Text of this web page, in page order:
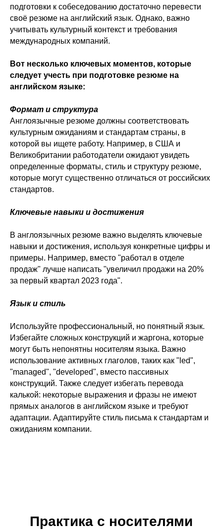
подготовки к собеседованию достаточно перевести
своё резюме на английский язык. Однако, важно
учитывать культурный контекст и требования
международных компаний.
Вот несколько ключевых моментов, которые
следует учесть при подготовке резюме на
английском языке:
Формат и структура
Англоязычные резюме должны соответствовать
культурным ожиданиям и стандартам страны, в
которой вы ищете работу. Например, в США и
Великобритании работодатели ожидают увидеть
определенные форматы, стиль и структуру резюме,
которые могут существенно отличаться от российских
стандартов.
Ключевые навыки и достижения
В англоязычных резюме важно выделять ключевые
навыки и достижения, используя конкретные цифры и
примеры. Например, вместо "работал в отделе
продаж" лучше написать "увеличил продажи на 20%
за первый квартал 2023 года".
Язык и стиль
Используйте профессиональный, но понятный язык.
Избегайте сложных конструкций и жаргона, которые
могут быть непонятны носителям языка. Важно
использование активных глаголов, таких как "led",
"managed", "developed", вместо пассивных
конструкций. Также следует избегать перевода
калькой: некоторые выражения и фразы не имеют
прямых аналогов в английском языке и требуют
адаптации. Адаптируйте стиль письма к стандартам и
ожиданиям компании.
Практика с носителями